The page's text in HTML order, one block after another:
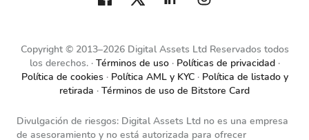
Copyright © 2013–2026 Digital Assets Ltd Reservados todos
los derechos.
Términos de uso
Políticas de privacidad
Política de cookies
Política AML y KYC
Política de listado y
retirada
Términos de uso de Bitstore Card
Divulgación de riesgos: Digital Assets Ltd no es una empresa
de asesoramiento y no está autorizada para ofrecer